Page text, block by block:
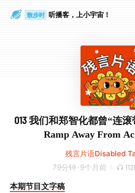
散步时
通勤路上
听播客，上小宇宙！
013 我们和郑智化都曾“连
Ramp Away From
残言片语Disabled
79分钟 · 9个月前
本期节目文字稿